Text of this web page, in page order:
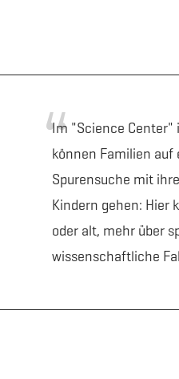
Im "Science Center"
können Familien auf
Spurensuche mit
Kindern gehen: Hier
oder alt, mehr über
wissenschaftliche